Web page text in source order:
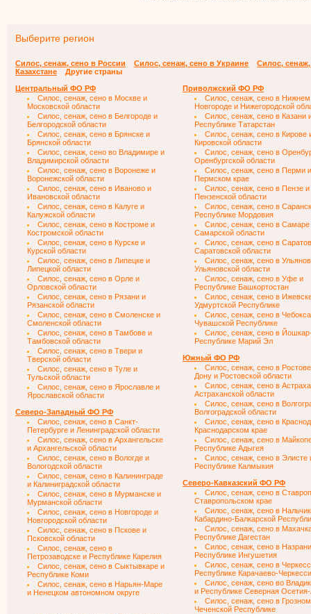
Выберите регион
Силос, сенаж, сено в России Силос, сенаж, сено в Украине
Силос,
Казахстане
Другие страны
Центральный ФО РФ
Силос, сенаж, сено в Москве и
Московской области
Силос, сенаж, сено в Белгороде и
Белгородской области
Силос, сенаж, сено в Брянске и
Брянской области
Силос, сенаж, сено во Владимире и
Владимирской области
Силос, сенаж, сено в Воронеже и
Воронежской области
Силос, сенаж, сено в Иваново и
Ивановской области
Силос, сенаж, сено в Калуге и
Калужской области
Силос, сенаж, сено в Костроме и
Костромской области
Силос, сенаж, сено в Курске и
Курской области
Силос, сенаж, сено в Липецке и
Липецкой области
Силос, сенаж, сено в Орле и
Орловской области
Силос, сенаж, сено в Рязани и
Рязанской области
Силос, сенаж, сено в Смоленске и
Смоленской области
Силос, сенаж, сено в Тамбове и
Тамбовской области
Силос, сенаж, сено в Твери и
Тверской области
Силос, сенаж, сено в Туле и
Тульской области
Силос, сенаж, сено в Ярославле и
Ярославской области
Северо-Западный ФО РФ
Силос, сенаж, сено в Санкт-
Петербурге и Ленинградской области
Силос, сенаж, сено в Архангельске
и Архангельской области
Силос, сенаж, сено в Вологде и
Вологодской области
Силос, сенаж, сено в Калининграде
и Калиниградской области
Силос, сенаж, сено в Мурманске и
Мурманской области
Силос, сенаж, сено в Новгороде и
Новгородской области
Силос, сенаж, сено в Пскове и
Псковской области
Силос, сенаж, сено в
Петрозаводске и Республике Карелия
Силос, сенаж, сено в Сыктывкаре и
Республике Коми
Силос, сенаж, сено в Нарьян-Маре
и Ненецком автономном округе
Приволжский ФО РФ
Силос, сенаж, сено в Нижнем
Новгороде и Нижегородской
Силос, сенаж, сено в Казани
Республике Татарстан
Силос, сенаж, сено в Кирове
Кировской области
Силос, сенаж, сено в
Оренбургской области
Силос, сенаж, сено в Перми и
Пермском крае
Силос, сенаж, сено в Пензе и
Пензенской области
Силос, сенаж, сено в
Республике Мордовия
Силос, сенаж, сено в Самаре
Самарской области
Силос, сенаж, сено в
Саратовской области
Силос, сенаж, сено в
Ульяновской области
Силос, сенаж, сено в Уфе и
Республике Башкортостан
Силос, сенаж, сено в
Удмуртской Республике
Силос, сенаж, сено в
Чувашской Республике
Силос, сенаж, сено в
Республике Марий Эл
Южный ФО РФ
Силос, сенаж, сено в
Дону и Ростовской области
Силос, сенаж, сено в
Астраханской области
Силос, сенаж, сено в
Волгоградской области
Силос, сенаж, сено в
Краснодарском крае
Силос, сенаж, сено в
Республике Адыгея
Силос, сенаж, сено в Элисте
Республике Калмыкия
Северо-Кавказский ФО РФ
Силос, сенаж, сено в
Ставропольском крае
Силос, сенаж, сено в
Кабардино-Балкарской
Силос, сенаж, сено в
Республике Дагестан
Силос, сенаж, сено в
Республике Ингушетия
Силос, сенаж, сено в
Республике Карачаево-
Силос, сенаж, сено во
и Республике Северная
Силос, сенаж, сено в
Чеченской Республике